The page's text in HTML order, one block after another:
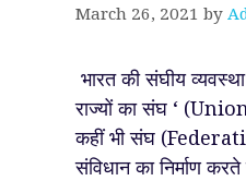
March 26, 2021 by
भारत की संघीय
राज्यों का संघ ‘
कहीं भी संघ
संविधान का निर्माण